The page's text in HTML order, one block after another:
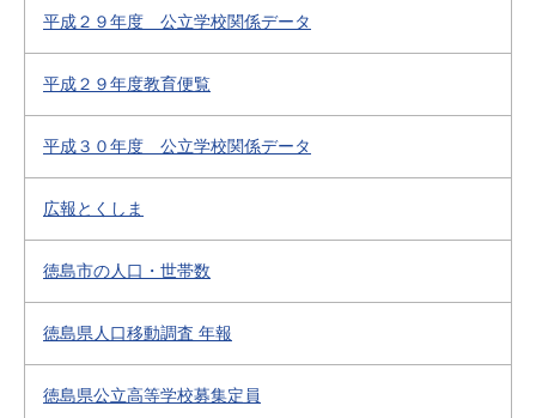
平成２９年度 公立学校関係データ
平成２９年度教育便覧
平成３０年度 公立学校関係データ
広報とくしま
徳島市の人口・世帯数
徳島県人口移動調査 年報
徳島県公立高等学校募集定員